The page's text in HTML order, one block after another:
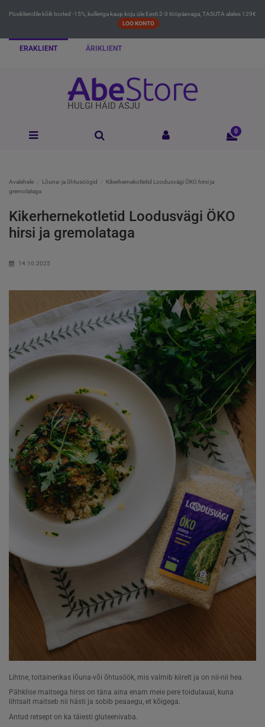
Püsikliendile kõik tooted -15%, kulleriga kaup koju üle Eesti 2-3 tööpäevaga, TASUTA alates 129€
LOO KONTO
ERAKLIENT ÄRIKLIENT
HULGI HÄID ASJU
0
Avalehele Lõuna- ja õhtusöögid
Kikerhernekotletid Loodusvägi ÖKO hirsi ja
gremolataga
Kikerhernekotletid Loodusvägi ÖKO
hirsi ja gremolataga
14.10.2025
Lihtne, toitainerikas lõuna-või õhtusöök, mis valmib kiirelt ja on nii-nii hea.
Pähklise maitsega hirss on täna aina enam meie pere toidulaual, kuna
lihtsalt maitseb nii hästi ja sobib peaaegu, et kõigega.
Antud retsept on ka täiesti gluteenivaba.